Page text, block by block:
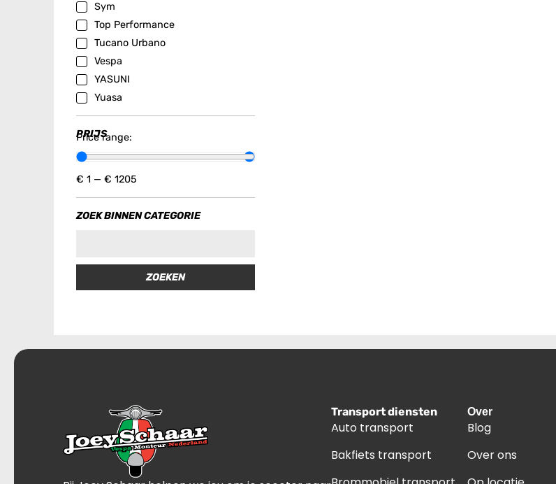
Sym
Top Performance
Tucano Urbano
Vespa
YASUNI
Yuasa
PRIJS
Price range:
€ 1 — € 1205
ZOEK BINNEN CATEGORIE
ZOEKEN
Transport diensten
Auto transport
Bakfiets transport
Over
Blog
Over ons